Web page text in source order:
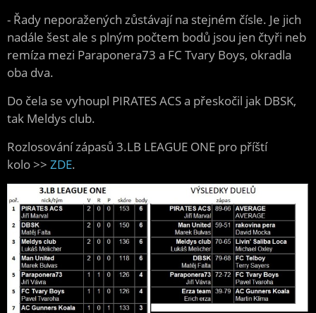
- Řady neporažených zůstávají na stejném čísle. Je jich
nadále šest ale s plným počtem bodů jsou jen čtyři neb
remíza mezi Paraponera73 a FC Tvary Boys, okradla
oba dva.
Do čela se vyhoupl PIRATES ACS a přeskočil jak DBSK,
tak Meldys club.
Rozlosování zápasů 3.LB LEAGUE ONE pro příští
kolo >> ZDE.